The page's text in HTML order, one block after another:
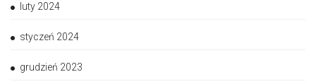
luty 2024
styczeń 2024
grudzień 2023